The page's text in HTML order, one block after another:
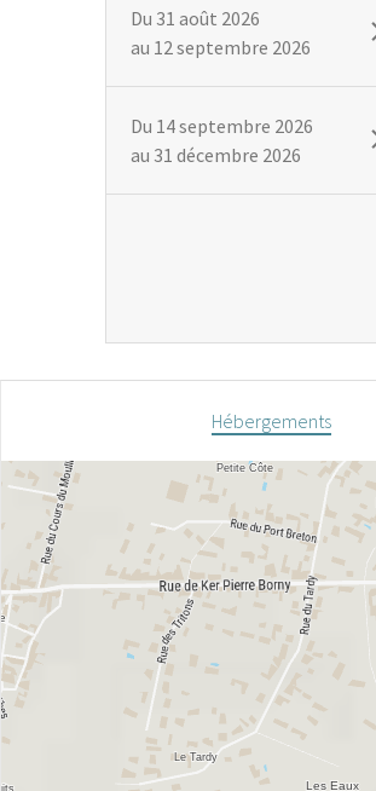
Du 31 août 2026
au 12 septembre 2026
Du 14 septembre 2026
au 31 décembre 2026
Hébergements